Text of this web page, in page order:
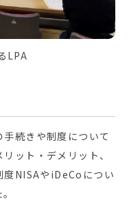
LPA
続きや制度について
ット・デメリット、
度NISAやiDeCoについ